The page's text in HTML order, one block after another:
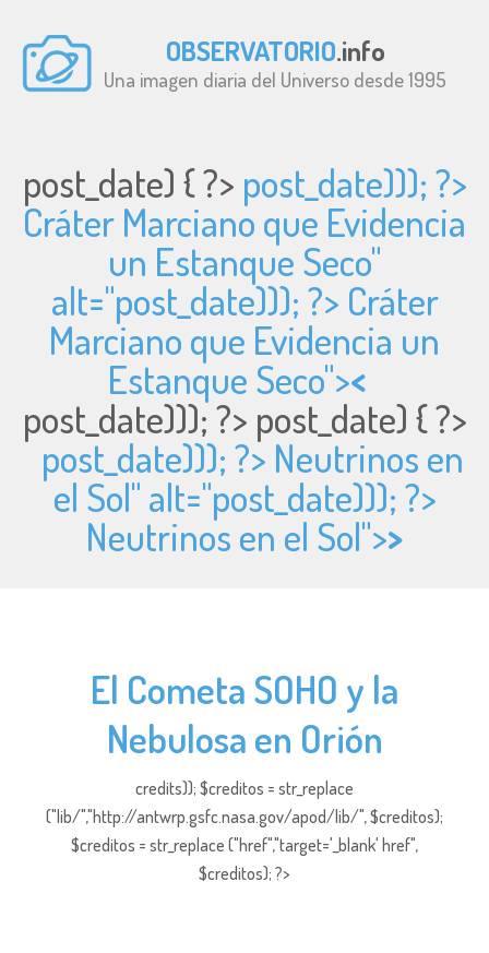
OBSERVATORIO.info
Una imagen diaria del Universo desde 1995
post_date) { ?> post_date))); ?>
Cráter Marciano que Evidencia
un Estanque Seco"
alt="post_date))); ?> Cráter
Marciano que Evidencia un
Estanque Seco"><
post_date))); ?> post_date) { ?>
post_date))); ?> Neutrinos en
el Sol" alt="post_date))); ?>
Neutrinos en el Sol">>
El Cometa SOHO y la
Nebulosa en Orión
credits)); $creditos = str_replace
("lib/","http://antwrp.gsfc.nasa.gov/apod/lib/", $creditos);
$creditos = str_replace ("href","target='_blank' href",
$creditos); ?>